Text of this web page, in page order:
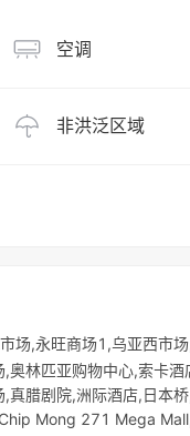
空调
非洪泛区域
场,永旺商场1,乌亚西市
奥林匹亚购物中心,索卡
腊剧院,洲际酒店,日本
Mong 271 Mega